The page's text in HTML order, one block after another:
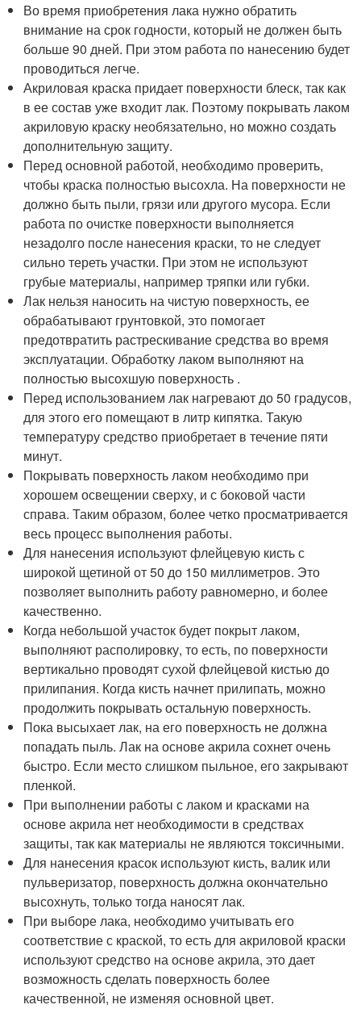
Во время приобретения лака нужно обратить
внимание на срок годности, который не должен быть
больше 90 дней. При этом работа по нанесению будет
проводиться легче.
Акриловая краска придает поверхности блеск, так как
в ее состав уже входит лак. Поэтому покрывать лаком
акриловую краску необязательно, но можно создать
дополнительную защиту.
Перед основной работой, необходимо проверить,
чтобы краска полностью высохла. На поверхности не
должно быть пыли, грязи или другого мусора. Если
работа по очистке поверхности выполняется
незадолго после нанесения краски, то не следует
сильно тереть участки. При этом не используют
грубые материалы, например тряпки или губки.
Лак нельзя наносить на чистую поверхность, ее
обрабатывают грунтовкой, это помогает
предотвратить растрескивание средства во время
эксплуатации. Обработку лаком выполняют на
полностью высохшую поверхность .
Перед использованием лак нагревают до 50 градусов,
для этого его помещают в литр кипятка. Такую
температуру средство приобретает в течение пяти
минут.
Покрывать поверхность лаком необходимо при
хорошем освещении сверху, и с боковой части
справа. Таким образом, более четко просматривается
весь процесс выполнения работы.
Для нанесения используют флейцевую кисть с
широкой щетиной от 50 до 150 миллиметров. Это
позволяет выполнить работу равномерно, и более
качественно.
Когда небольшой участок будет покрыт лаком,
выполняют располировку, то есть, по поверхности
вертикально проводят сухой флейцевой кистью до
прилипания. Когда кисть начнет прилипать, можно
продолжить покрывать остальную поверхность.
Пока высыхает лак, на его поверхность не должна
попадать пыль. Лак на основе акрила сохнет очень
быстро. Если место слишком пыльное, его закрывают
пленкой.
При выполнении работы с лаком и красками на
основе акрила нет необходимости в средствах
защиты, так как материалы не являются токсичными.
Для нанесения красок используют кисть, валик или
пульверизатор, поверхность должна окончательно
высохнуть, только тогда наносят лак.
При выборе лака, необходимо учитывать его
соответствие с краской, то есть для акриловой краски
используют средство на основе акрила, это дает
возможность сделать поверхность более
качественной, не изменяя основной цвет.